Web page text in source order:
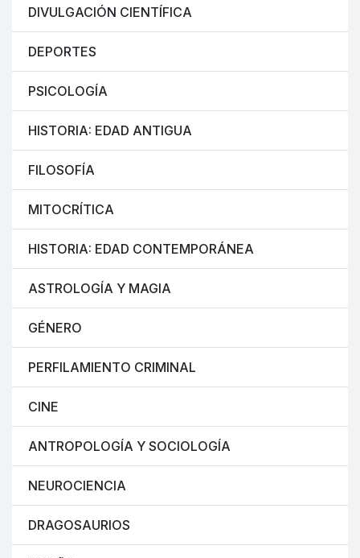
DIVULGACIÓN CIENTÍFICA
DEPORTES
PSICOLOGÍA
HISTORIA: EDAD ANTIGUA
FILOSOFÍA
MITOCRÍTICA
HISTORIA: EDAD CONTEMPORÁNEA
ASTROLOGÍA Y MAGIA
GÉNERO
PERFILAMIENTO CRIMINAL
CINE
ANTROPOLOGÍA Y SOCIOLOGÍA
NEUROCIENCIA
DRAGOSAURIOS